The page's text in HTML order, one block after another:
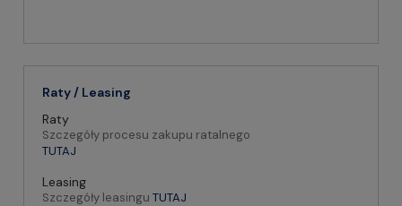
Raty / Leasing
Raty
Szczegóły procesu zakupu ratalnego
TUTAJ
Leasing
Szczegóły leasingu TUTAJ